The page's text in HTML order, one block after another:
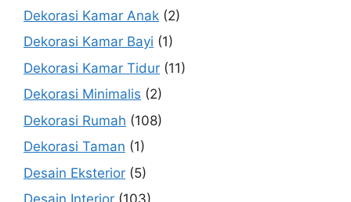
Dekorasi Kamar Anak (2)
Dekorasi Kamar Bayi (1)
Dekorasi Kamar Tidur (11)
Dekorasi Minimalis (2)
Dekorasi Rumah (108)
Dekorasi Taman (1)
Desain Eksterior (5)